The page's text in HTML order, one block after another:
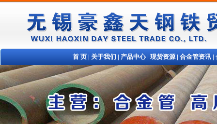
首 页 | 关于我们 | 产品中心| 现货资源| 合金管资讯 |